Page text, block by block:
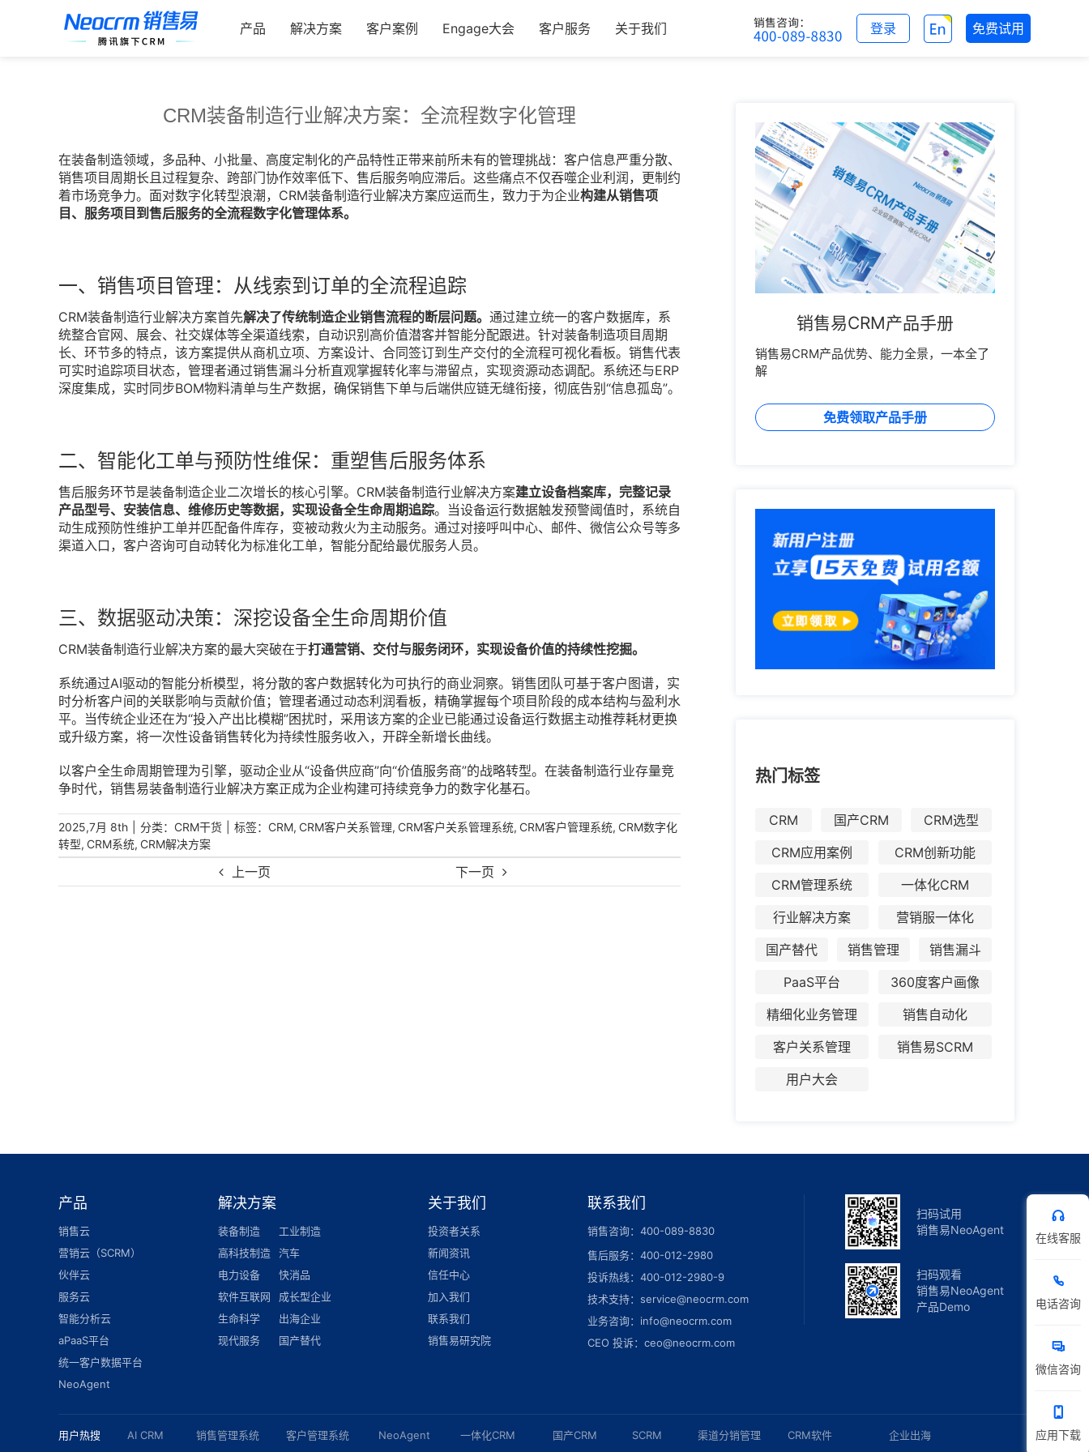
产品 解决方案 客户案例 Engage大会 客户服务 关于我们 免费试用
登录
上一页 下一页
CRM装备制造行业解决方案：全流程数字化管理
在装备制造领域，多品种、小批量、高度定制化的产品特性正带来前所未有的管理挑战：客户信息严重分散、
销售项目周期长且过程复杂、跨部门协作效率低下、售后服务响应滞后。这些痛点不仅吞噬企业利润，更制约
着市场竞争力。面对数字化转型浪潮，CRM装备制造行业解决方案应运而生，致力于为企业构建从销售项
目、服务项目到售后服务的全流程数字化管理体系。
一、销售项目管理：从线索到订单的全流程追踪
CRM装备制造行业解决方案首先解决了传统制造企业销售流程的断层问题。 通过建立统一的客户数据库，系
统整合官网、展会、社交媒体等全渠道线索，自动识别高价值潜客并智能分配跟进。针对装备制造项目周期
长、环节多的特点，该方案提供从商机立项、方案设计、合同签订到生产交付的全流程可视化看板。销售代表
可实时追踪项目状态，管理者通过销售漏斗分析直观掌握转化率与滞留点，实现资源动态调配。系统还与ERP
深度集成，实时同步BOM物料清单与生产数据，确保销售下单与后端供应链无缝衔接，彻底告别“信息孤岛”。
二、智能化工单与预防性维保：重塑售后服务体系
售后服务环节是装备制造企业二次增长的核心引擎。CRM装备制造行业解决方案建立设备档案库，完整记录
产品型号、安装信息、维修历史等数据，实现设备全生命周期追踪。当设备运行数据触发预警阈值时，系统自
动生成预防性维护工单并匹配备件库存，变被动救火为主动服务。通过对接呼叫中心、邮件、微信公众号等多
渠道入口，客户咨询可自动转化为标准化工单，智能分配给最优服务人员。
三、数据驱动决策：深挖设备全生命周期价值
CRM装备制造行业解决方案的最大突破在于打通营销、交付与服务闭环，实现设备价值的持续性挖掘。
系统通过AI驱动的智能分析模型，将分散的客户数据转化为可执行的商业洞察。销售团队可基于客户图谱，实
时分析客户间的关联影响与贡献价值；管理者通过动态利润看板，精确掌握每个项目阶段的成本结构与盈利水
平。当传统企业还在为“投入产出比模糊”困扰时，采用该方案的企业已能通过设备运行数据主动推荐耗材更换
或升级方案，将一次性设备销售转化为持续性服务收入，开辟全新增长曲线。
以客户全生命周期管理为引擎，驱动企业从“设备供应商”向“价值服务商”的战略转型。在装备制造行业存量竞
争时代，销售易装备制造行业解决方案正成为企业构建可持续竞争力的数字化基石。
2025,7月 8th 分类： CRM干货 标签： CRM, CRM客户关系管理, CRM客户关系管理系统, CRM客户管理系统, CRM数字化
转型, CRM系统, CRM解决方案
销售易CRM产品手册
销售易CRM产品优势、能力全景，一本全了
解
免费领取产品手册
热门标签
CRM 国产CRM
CRM选型
CRM应用案例
CRM创新功能
CRM管理系统
一体化CRM
行业解决方案
营销服一体化
国产替代
销售管理
销售漏斗
PaaS平台
360度客户画像
精细化业务管理
销售自动化
客户关系管理
销售易SCRM
用户大会
产品
销售云
营销云（SCRM）
伙伴云
服务云
智能分析云
aPaaS平台
统一客户数据平台
NeoAgent
解决方案
装备制造
工业制造
高科技制造
汽车
电力设备
快消品
软件互联网
成长型企业
生命科学
出海企业
现代服务
国产替代
关于我们
投资者关系
新闻资讯
信任中心
加入我们
联系我们
销售易研究院
联系我们
销售咨询：400-089-8830
售后服务：400-012-2980
投诉热线：400-012-2980-9
技术支持：service@neocrm.com
业务咨询：info@neocrm.com
CEO 投诉：ceo@neocrm.com
扫码试用
销售易NeoAgent
扫码观看
销售易NeoAgent
产品Demo
用户热搜
AI CRM
销售管理系统
客户管理系统
NeoAgent
一体化CRM
国产CRM
SCRM
渠道分销管理
CRM软件
企业出海
在线客服
电话咨询
微信咨询
应用下载